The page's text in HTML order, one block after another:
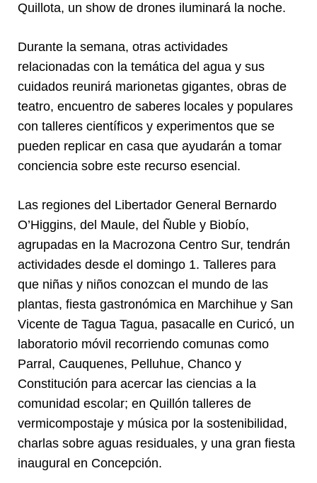
Quillota, un show de drones iluminará la noche.
Durante la semana, otras actividades
relacionadas con la temática del agua y sus
cuidados reunirá marionetas gigantes, obras de
teatro, encuentro de saberes locales y populares
con talleres científicos y experimentos que se
pueden replicar en casa que ayudarán a tomar
conciencia sobre este recurso esencial.
Las regiones del Libertador General Bernardo
O’Higgins, del Maule, del Ñuble y Biobío,
agrupadas en la Macrozona Centro Sur, tendrán
actividades desde el domingo 1. Talleres para
que niñas y niños conozcan el mundo de las
plantas, fiesta gastronómica en Marchihue y San
Vicente de Tagua Tagua, pasacalle en Curicó, un
laboratorio móvil recorriendo comunas como
Parral, Cauquenes, Pelluhue, Chanco y
Constitución para acercar las ciencias a la
comunidad escolar; en Quillón talleres de
vermicompostaje y música por la sostenibilidad,
charlas sobre aguas residuales, y una gran fiesta
inaugural en Concepción.